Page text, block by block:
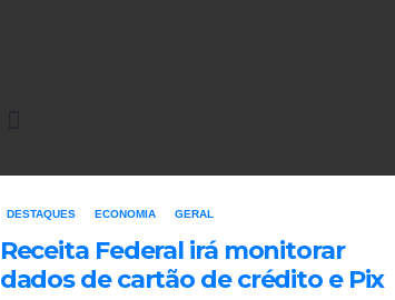
DESTAQUES ECONOMIA GERAL
Receita Federal irá monitorar
dados de cartão de crédito e Pix